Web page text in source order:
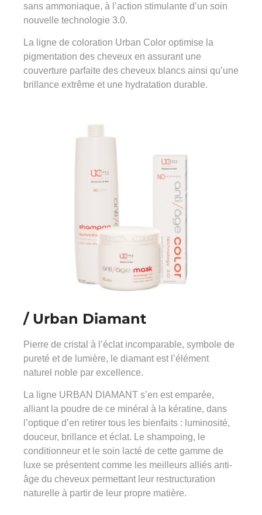
sans ammoniaque, à l’action stimulante d’un soin
nouvelle technologie 3.0.
La ligne de coloration Urban Color optimise la
pigmentation des cheveux en assurant une
couverture parfaite des cheveux blancs ainsi qu’une
brillance extrême et une hydratation durable.
/ Urban Diamant
Pierre de cristal à l’éclat incomparable, symbole de
pureté et de lumière, le diamant est l’élément
naturel noble par excellence.
La ligne URBAN DIAMANT s’en est emparée,
alliant la poudre de ce minéral à la kératine, dans
l’optique d’en retirer tous les bienfaits : luminosité,
douceur, brillance et éclat. Le shampoing, le
conditionneur et le soin lacté de cette gamme de
luxe se présentent comme les meilleurs alliés anti-
âge du cheveux permettant leur restructuration
naturelle à partir de leur propre matière.